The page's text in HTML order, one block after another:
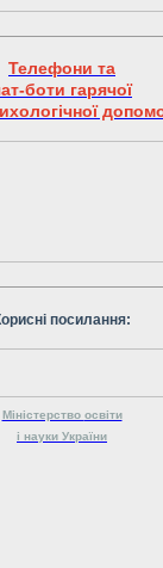
Телефони та
боти гарячої
посилання:
Міністерство освіти
і науки України